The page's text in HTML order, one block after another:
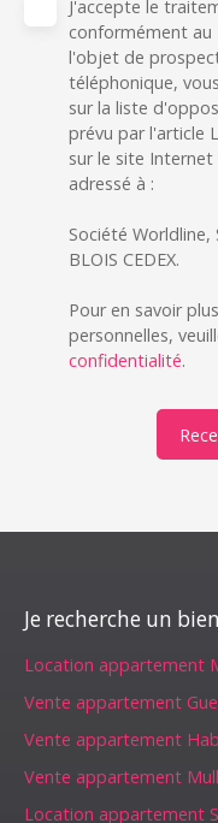
J'accepte le
conformément au
l'objet de
téléphonique,
sur la liste
prévu par l'article
sur le site
adressé à :
Société Worldline,
BLOIS CEDEX.
Pour en savoir
personnelles,
confidentialité.
Je recherche un bien
Location appartement
Vente appartement
Vente appartement
Vente appartement
Location appartement